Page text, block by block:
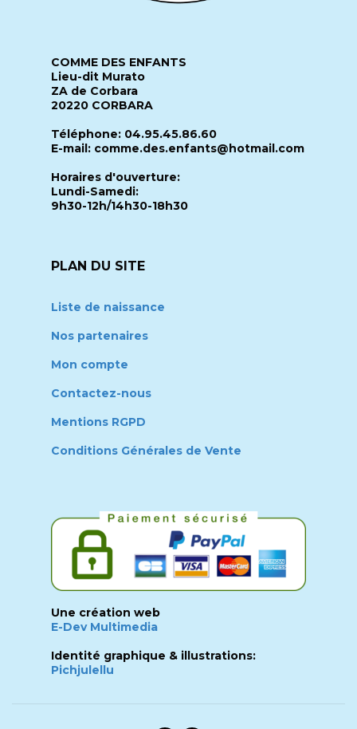
COMME DES ENFANTS
Lieu-dit Murato
ZA de Corbara
20220 CORBARA
Téléphone: 04.95.45.86.60
E-mail: comme.des.enfants@hotmail.com
Horaires d'ouverture:
Lundi-Samedi:
9h30-12h/14h30-18h30
PLAN DU SITE
Liste de naissance
Nos partenaires
Mon compte
Contactez-nous
Mentions RGPD
Conditions Générales de Vente
Une création web
E-Dev Multimedia
Identité graphique & illustrations:
Pichjulellu